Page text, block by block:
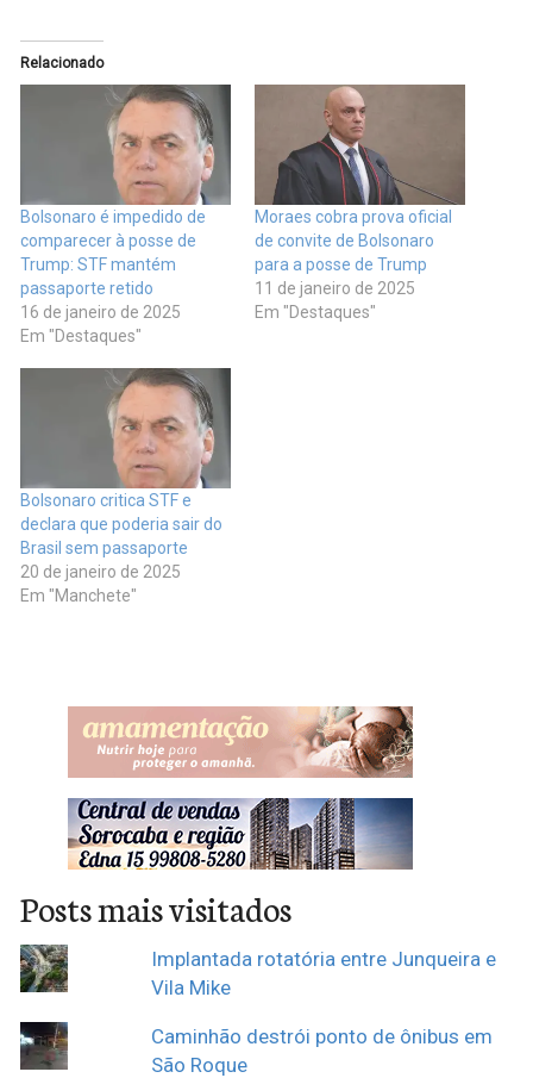
Relacionado
Bolsonaro é impedido de
comparecer à posse de
Trump: STF mantém
passaporte retido
16 de janeiro de 2025
Em "Destaques"
Moraes cobra prova oficial
de convite de Bolsonaro
para a posse de Trump
11 de janeiro de 2025
Em "Destaques"
Bolsonaro critica STF e
declara que poderia sair do
Brasil sem passaporte
20 de janeiro de 2025
Em "Manchete"
Posts mais visitados
Implantada rotatória entre Junqueira e
Vila Mike
Caminhão destrói ponto de ônibus em
São Roque